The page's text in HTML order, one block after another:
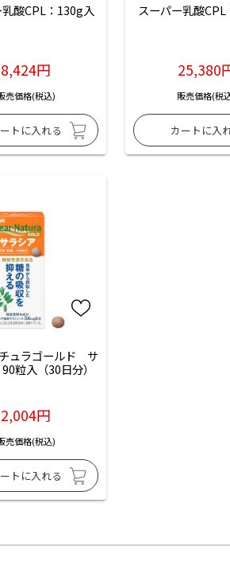
酸CPL：130g入
8,424円
売価格(税込)
スーパー乳酸
25,380
販売価格(税
ュラゴールド　サ
粒入（30日分）
2,004円
売価格(税込)